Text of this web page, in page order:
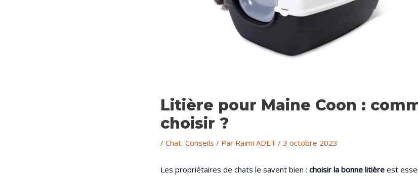
Litière pour Maine Coon :
choisir ?
/ Chat, Conseils / Par Raimi ADET / 3 octobre 2023
Les propriétaires de chats le savent bien : choisir la bonne litière est